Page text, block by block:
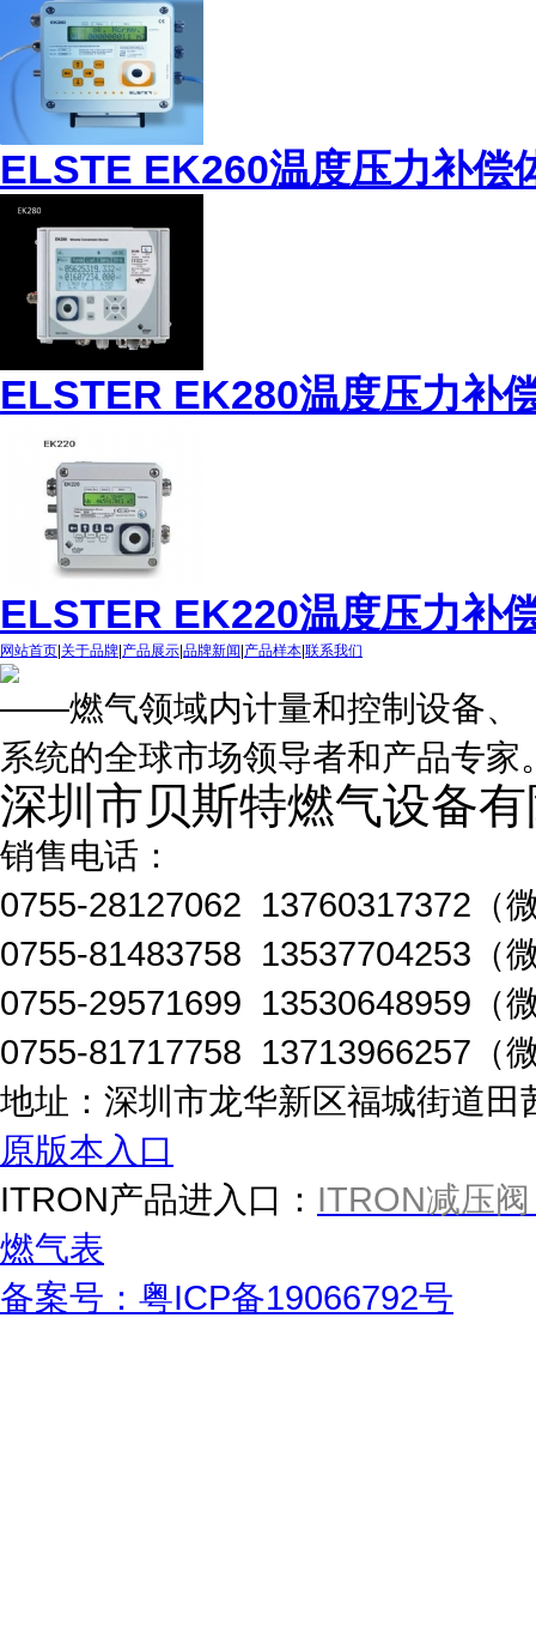
ELSTE EK260温度压力补偿
ELSTER EK280温度压力补
ELSTER EK220温度压力补
网站首页 关于品牌 产品展示 品牌新闻 产品样本 联系我们
——燃气领域内计量和控制设备、
系统的全球市场领导者和产品专家
深圳市贝斯特燃气设备
销售电话：
0755-28127062 13760317372（
0755-81483758 13537704253（
0755-29571699 13530648959（
0755-81717758 13713966257（
地址：深圳市龙华新区福城街道田
原版本入口
ITRON产品进入口： ITRON减压阀
燃气表
备案号：粤ICP备19066792号